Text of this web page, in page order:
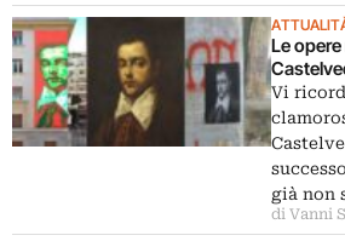
Le
Vi
già non
di Vanni